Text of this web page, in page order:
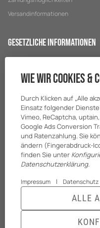
Versandinformationen
Gesetzliche Informationen
Impressum
Batteriegesetzhinweise
Wie wir Cookies &
Durch Klicken auf „Alle
Einsatz folgender
Vimeo, ReCaptcha,
Google Ads Conversion
und Ratenzahlung. Sie
ändern (Fingerabdruck-
finden Sie unter
Datenschutzerklärung.
Impressum | Datenschutz
ALLE